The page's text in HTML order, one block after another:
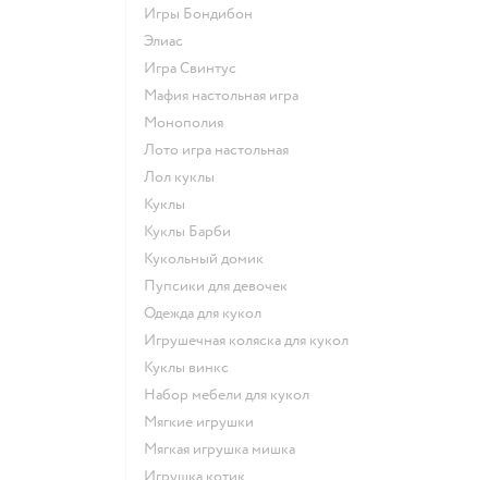
Игры Бондибон
Элиас
Игра Свинтус
Мафия настольная игра
Монополия
Лото игра настольная
Лол куклы
Куклы
Куклы Барби
Кукольный домик
Пупсики для девочек
Одежда для кукол
Игрушечная коляска для кукол
Куклы винкс
Набор мебели для кукол
Мягкие игрушки
Мягкая игрушка мишка